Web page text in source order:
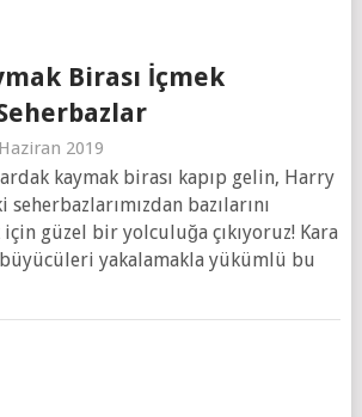
Birası İçmek
2019
kaymak birası kapıp gelin, Harry
bazılarını
için güzel bir yolculuğa çıkıyoruz! Kara
yakalamakla yükümlü bu